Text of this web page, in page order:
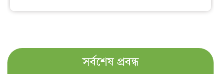
সর্বশেষ প্রবন্ধ